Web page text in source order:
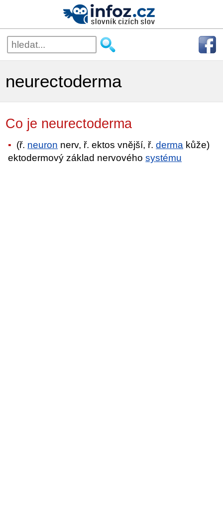
neurectoderma
Co je neurectoderma
(ř. neuron nerv, ř. ektos vnější, ř.derma kůže)
ektodermový základ nervovéhosystému